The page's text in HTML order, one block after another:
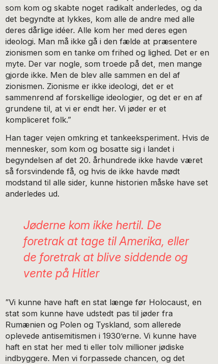
som kom og skabte noget radikalt anderledes, og da
det begyndte at lykkes, kom alle de andre med alle
deres dårlige idéer. Alle kom her med deres egen
ideologi. Man må ikke gå i den fælde at præsentere
zionismen som en tanke om frihed og lighed. Det er en
myte. Der var nogle, som troede på det, men mange
gjorde ikke. Men de blev alle sammen en del af
zionismen. Zionisme er ikke ideologi, det er et
sammenrend af forskellige ideologier, og det er en af
grundene til, at vi er endt her. Vi jøder er et
kompliceret folk.”
Han tager vejen omkring et tankeeksperiment. Hvis de
mennesker, som kom og bosatte sig i landet i
begyndelsen af det 20. århundrede ikke havde været
så forsvindende få, og hvis de ikke havde mødt
modstand til alle sider, kunne historien måske have set
anderledes ud.
Jøderne kom ikke hertil. De
foretrak at tage til Amerika, eller
de foretrak at blive siddende og
vente på Hitler
”Vi kunne have haft en stat længe før Holocaust, en
stat som kunne have udstedt pas til jøder fra
Rumænien og Polen og Tyskland, som allerede
oplevede antisemitismen i 1930’erne. Vi kunne have
haft en stat her med ti eller tolv millioner jødiske
indbyggere. Men vi forpassede chancen, og det